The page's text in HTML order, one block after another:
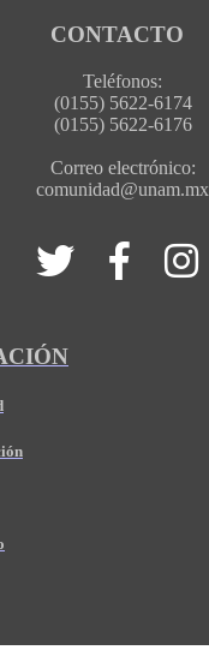
CONTACTO
Teléfonos:
(0155) 5622-6174
(0155) 5622-6176
Correo electrónico:
comunidad@unam.mx